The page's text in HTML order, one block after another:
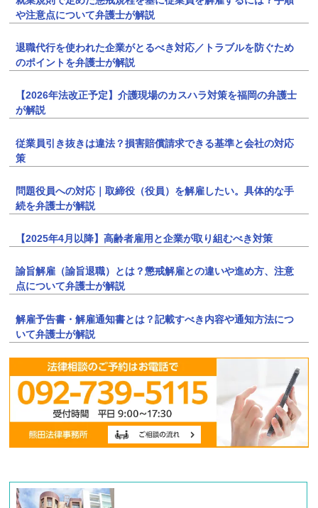
や注意点について弁護士が解説
退職代行を使われた企業がとるべき対応／トラブルを防ぐため
のポイントを弁護士が解説
【2026年法改正予定】介護現場のカスハラ対策を福岡の弁護士
が解説
従業員引き抜きは違法？損害賠償請求できる基準と会社の対応
策
問題役員への対応｜取締役（役員）を解雇したい。具体的な手
続を弁護士が解説
【2025年4月以降】高齢者雇用と企業が取り組むべき対策
諭旨解雇（諭旨退職）とは？懲戒解雇との違いや進め方、注意
点について弁護士が解説
解雇予告書・解雇通知書とは？記載すべき内容や通知方法につ
いて弁護士が解説